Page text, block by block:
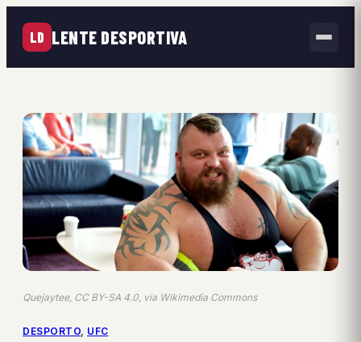
LD LENTE DESPORTIVA
Quejaytee, CC BY-SA 4.0, via Wikimedia Commons
DESPORTO, UFC